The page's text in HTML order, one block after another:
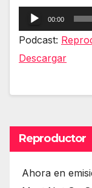
Reproductor
de
audio
00:00
Podcast:
Descargar
Reproductor
Ahora en